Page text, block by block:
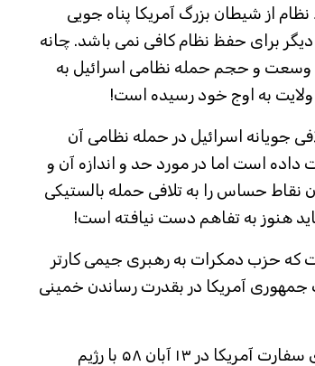
از شیطان بزرگ آمریکا پناه جویی
برای حفظ نظام کافی نمی باشد. چانه
وسعت و حجم‌ حمله نظامی اسرائیل به
به اوج خود رسیده است!
جویانه اسرائیل در حمله نظامی آن
داده است اما در مورد حد و اندازه آن و
نقاط حساس را به تلافی حمله بالستیکی
هنوز به تفاهم دست نیافته است!
که حزب دمکرات به رهبری جیمی کارتر
جمهوری آمریکا در بقدرت رساندن خمینی
آمریکا حتی در جریان گروگانگیری سفارت آمریکا در ۱۳ آبان ۵۸ با رژیم